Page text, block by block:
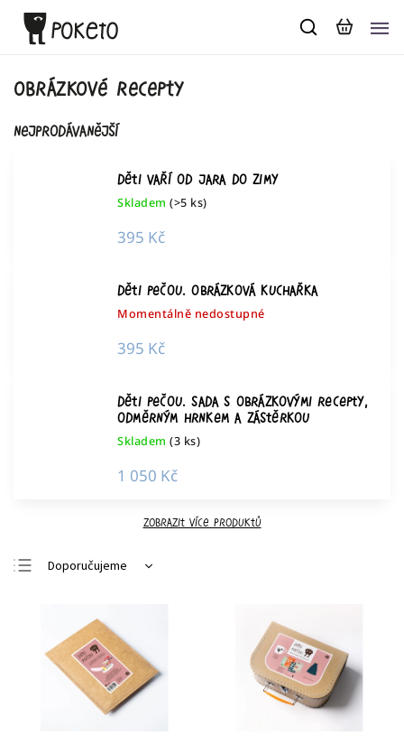
Obrázkové recepty
Nejprodávanější
Děti vaří od jara do zimy
Skladem (>5 ks)
395 Kč
Děti pečou. Obrázková kuchařka
Momentálně nedostupné
395 Kč
Děti pečou. Sada s obrázkovými recepty,
odměrným hrnkem a zástěrkou
Skladem (3 ks)
1 050 Kč
Zobrazit více produktů
Doporučujeme
Nejdražší
Nejprodávanější
Abecedně